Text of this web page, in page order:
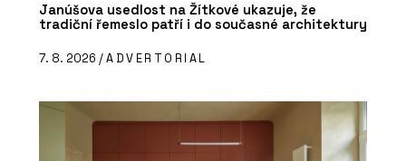
Janúšova usedlost na Žítkové ukazuje, že
tradiční řemeslo patří i do současné architektury
7. 8. 2026 /ADVERTORIAL